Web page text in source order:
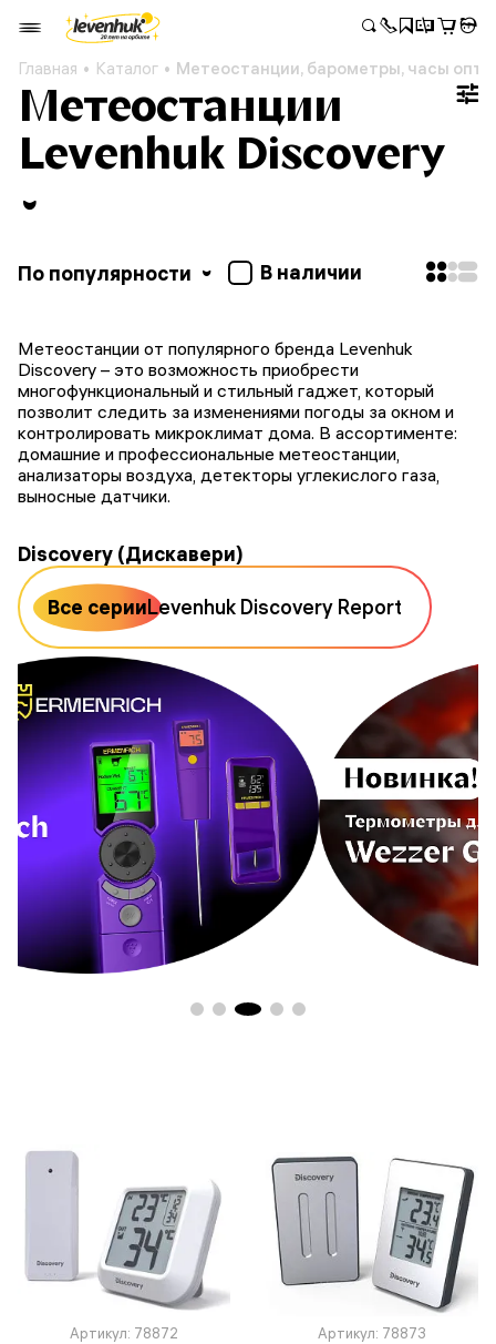
Главная Каталог Метеостанции, барометры, часы
Метеостанции
Levenhuk Discovery
По популярности В наличии
Метеостанции от популярного бренда Levenhuk
Discovery – это возможность приобрести
многофункциональный и стильный гаджет, который
позволит следить за изменениями погоды за окном и
контролировать микроклимат дома. В ассортименте:
домашние и профессиональные метеостанции,
анализаторы воздуха, детекторы углекислого газа,
выносные датчики.
Discovery (Дискавери)
Все серииLevenhuk Discovery Report
Артикул: 78872 Артикул: 78873